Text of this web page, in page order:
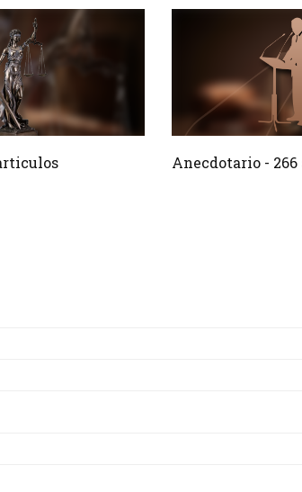
1516 Articulos Crear
Anecdotario -